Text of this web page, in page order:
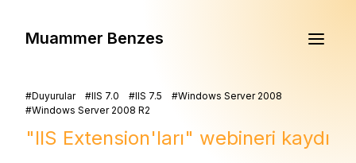
Muammer Benzes
Duyurular IIS 7.0 IIS 7.5
Windows Server 2008
Windows Server 2008 R2
"IIS Extension'ları" webineri kaydı